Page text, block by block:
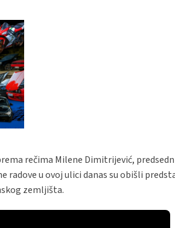
rečima Milene Dimitrijević,
radove u ovoj ulici danas su obišli
zemljišta.